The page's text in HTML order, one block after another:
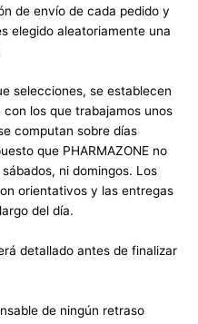
de envío de cada pedido y
elegido aleatoriamente una
selecciones, se establecen
los que trabajamos unos
computan sobre días
que PHARMAZONE no
ni domingos. Los
orientativos y las entregas
del día.
detallado antes de finalizar
de ningún retraso